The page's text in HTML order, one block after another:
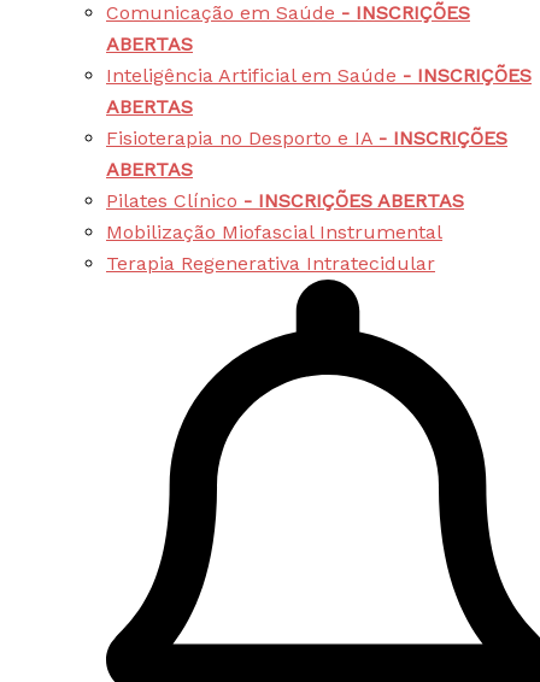
Comunicação em Saúde - INSCRIÇÕES
ABERTAS
Inteligência Artificial em Saúde - INSCRIÇÕES
ABERTAS
Fisioterapia no Desporto e IA - INSCRIÇÕES
ABERTAS
Pilates Clínico - INSCRIÇÕES ABERTAS
Mobilização Miofascial Instrumental
Terapia Regenerativa Intratecidular